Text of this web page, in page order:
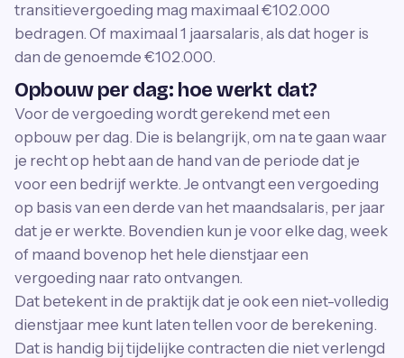
transitievergoeding mag maximaal €102.000
bedragen. Of maximaal 1 jaarsalaris, als dat hoger is
dan de genoemde €102.000.
Opbouw per dag: hoe werkt dat?
Voor de vergoeding wordt gerekend met een
opbouw per dag. Die is belangrijk, om na te gaan waar
je recht op hebt aan de hand van de periode dat je
voor een bedrijf werkte. Je ontvangt een vergoeding
op basis van een derde van het maandsalaris, per jaar
dat je er werkte. Bovendien kun je voor elke dag, week
of maand bovenop het hele dienstjaar een
vergoeding naar rato ontvangen.
Dat betekent in de praktijk dat je ook een niet-volledig
dienstjaar mee kunt laten tellen voor de berekening.
Dat is handig bij tijdelijke contracten die niet verlengd